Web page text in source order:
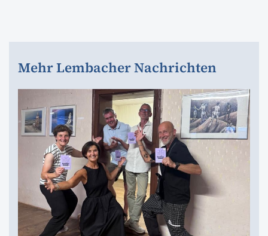
Mehr Lembacher Nachrichten